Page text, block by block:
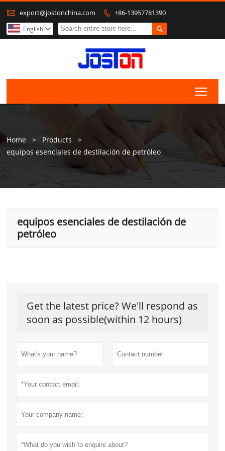
 export@jostonchina.com  +86-13957781390

English 
Home > Products
>
equipos esenciales de destilación de petróleo
equipos esenciales de destilación de
petróleo
Get the latest price? We'll respond as
soon as possible(within 12 hours)